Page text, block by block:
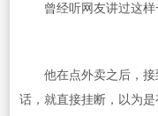
曾经听网友讲过这样
他在点外卖之后，接
话，就直接挂断，以为